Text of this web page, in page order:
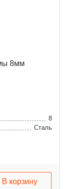
8мм
8
Сталь
В корзину